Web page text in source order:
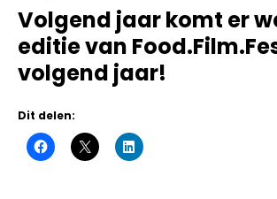
Volgend jaar komt er
editie van
volgend jaar!
Dit delen: